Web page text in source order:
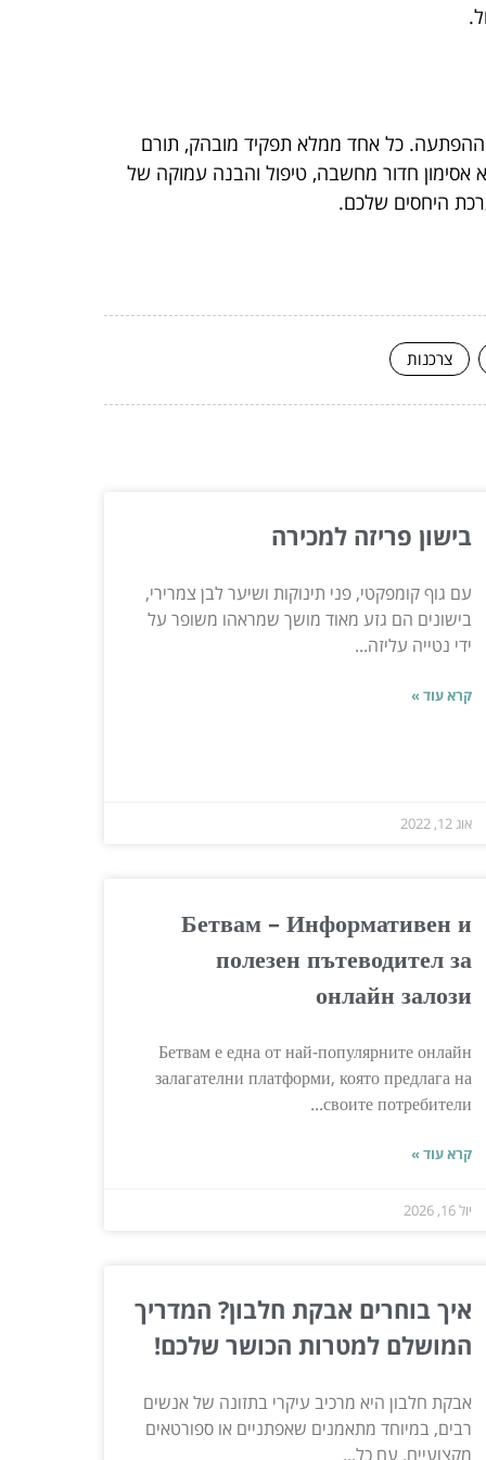
ההפתעה. כל אחד ממלא תפקיד מובהק, תורם
אסימון חדור מחשבה, טיפול והבנה עמוקה של
היחסים שלכם.
צרכנות
בישון פריזה למכירה
עם גוף קומפקטי, פני תינוקות ושיער לבן צמרירי,
בישונים הם גזע מאוד מושך שמראהו משופר על
ידי נטייה עליזה...
קרא עוד »
אוג 12, 2022
Бетвам – Информативен и
полезен пътеводител за
онлайн залози
Бетвам е една от най-популярните онлайн
залагателни платформи, която предлага на
своите потребители...
קרא עוד »
יול 16, 2026
איך בוחרים אבקת חלבון? המדריך
המושלם למטרות הכושר שלכם!
אבקת חלבון היא מרכיב עיקרי בתזונה של אנשים
רבים, במיוחד מתאמנים שאפתניים או ספורטאים
מקצועיים. עם כל...